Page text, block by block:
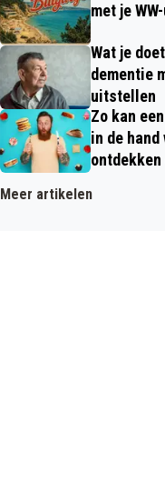
met je
Wat je
dementie
uitstellen
Zo kan
in de
Meer artikelen